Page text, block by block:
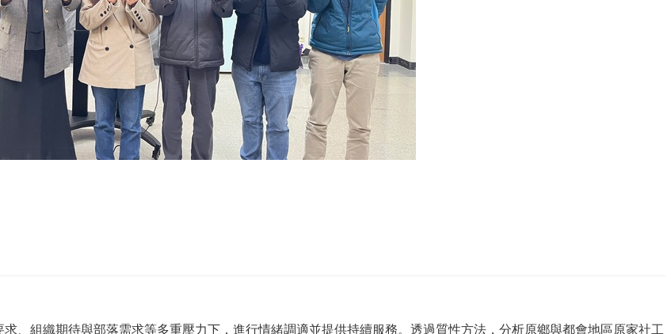
、組織期待與部落需求等多重壓力下，進行情緒調適並提供持續服務。透過質性方法，分析原鄉與都會地區原家社工